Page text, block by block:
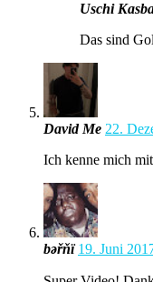
Uschi
Das sind
David Me 22.
Ich kenne mich
bəřňï 19. Juni